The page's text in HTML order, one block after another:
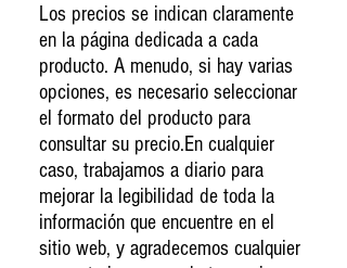
Los precios se indican claramente
en la página dedicada a cada
producto. A menudo, si hay varias
opciones, es necesario seleccionar
el formato del producto para
consultar su precio.En cualquier
caso, trabajamos a diario para
mejorar la legibilidad de toda la
información que encuentre en el
sitio web, y agradecemos cualquier